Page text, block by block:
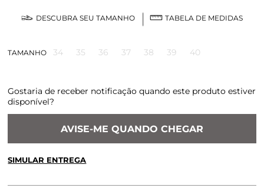
DESCUBRA SEU TAMANHO TABELA DE MEDIDAS
TAMANHO 34 35 36 37 38 39 40
Gostaria de receber notificação quando este produto estiver
disponível?
AVISE-ME QUANDO CHEGAR
SIMULAR ENTREGA